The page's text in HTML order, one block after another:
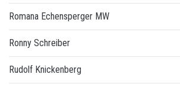
Romana Echensperger MW
Ronny Schreiber
Rudolf Knickenberg